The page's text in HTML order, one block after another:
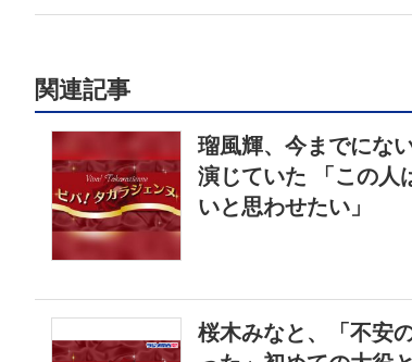
関連記事
瑠風輝、今までにな
演じていた 「この人
いと思わせたい」
桜木みなと、「不安